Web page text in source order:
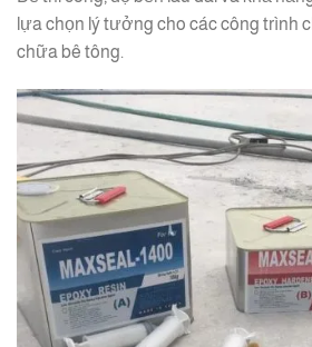
lựa chọn lý tưởng cho các công trình
chữa bê tông.